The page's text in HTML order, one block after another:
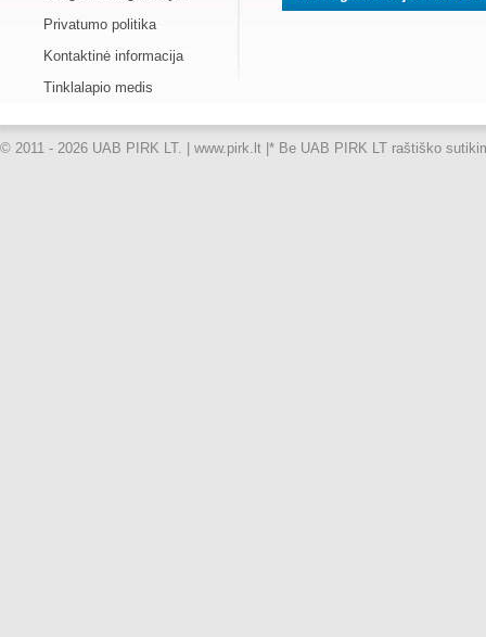
Privatumo politika
Kontaktinė informacija
Tinklalapio medis
© 2011 - 2026 UAB PIRK LT. | www.pirk.lt | * Be UAB PIRK LT raštiško